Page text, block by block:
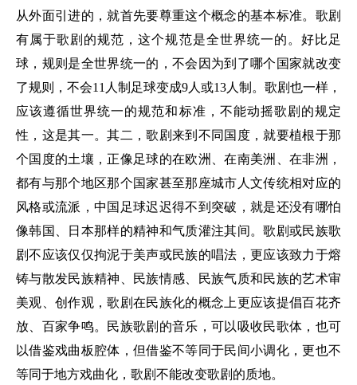
从外面引进的，就首先要尊重这个概念的基本标准。歌剧
有属于歌剧的规范，这个规范是全世界统一的。好比足
球，规则是全世界统一的，不会因为到了哪个国家就改变
了规则，不会11人制足球变成9人或13人制。歌剧也一样，
应该遵循世界统一的规范和标准，不能动摇歌剧的规定
性，这是其一。其二，歌剧来到不同国度，就要植根于那
个国度的土壤，正像足球的在欧洲、在南美洲、在非洲，
都有与那个地区那个国家甚至那座城市人文传统相对应的
风格或流派，中国足球迟迟得不到突破，就是还没有哪怕
像韩国、日本那样的精神和气质灌注其间。歌剧或民族歌
剧不应该仅仅拘泥于美声或民族的唱法，更应该致力于熔
铸与散发民族精神、民族情感、民族气质和民族的艺术审
美观、创作观，歌剧在民族化的概念上更应该提倡百花齐
放、百家争鸣。民族歌剧的音乐，可以吸收民歌体，也可
以借鉴戏曲板腔体，但借鉴不等同于民间小调化，更也不
等同于地方戏曲化，歌剧不能改变歌剧的质地。